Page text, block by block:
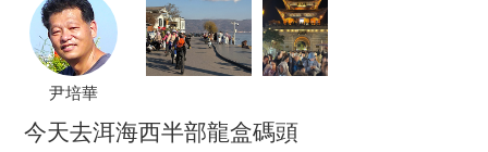
尹培華
今天去洱海西半部龍盒碼頭